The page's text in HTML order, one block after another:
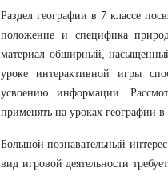
Раздел географии в 7 классе
положение и специфика
материал обширный,
уроке интерактивной игры
усвоению информации.
применять на уроках географии в
Большой познавательный
вид игровой деятельности